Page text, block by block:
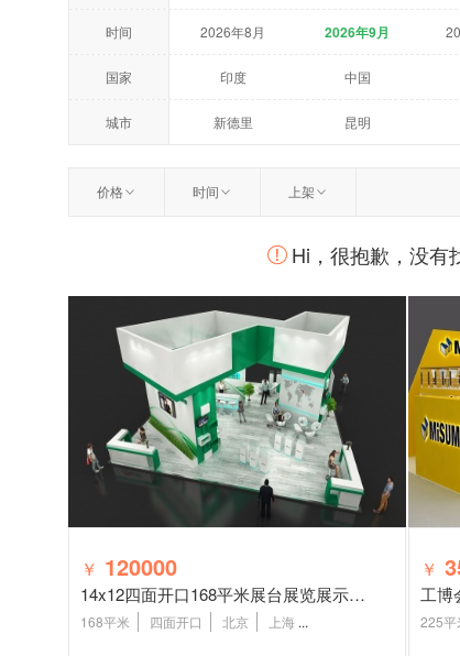
时间 2026年8月 2026年9月
2027年5月 2027年6月
国家 印度 中国
荷兰 美国
城市 新德里 昆明
价格 时间 上架
Hi，很抱歉，没有
￥ 120000
14x12四面开口168平米展台展览展示设计
168平米 四面开口 北京 上海 ...
￥
工博
225平